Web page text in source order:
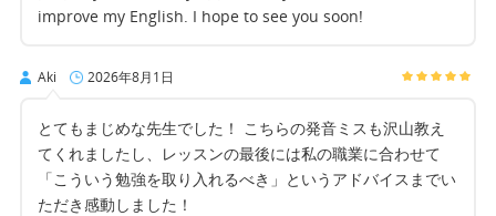
improve my English. I hope to see you soon!
Aki 2026年8月1日
とてもまじめな先生でした！ こちらの発音ミスも沢山教え
てくれましたし、レッスンの最後には私の職業に合わせて
「こういう勉強を取り入れるべき」というアドバイスまでい
ただき感動しました！